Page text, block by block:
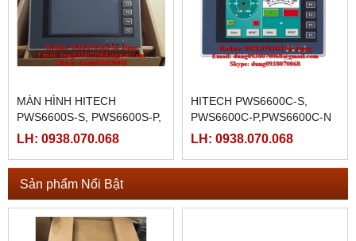
MÀN HÌNH HITECH
PWS6600S-S, PWS6600S-P,
PWS6600S-N
LH: 0938.070.068
HITECH PWS6600C-S,
PWS6600C-P,PWS6600C-N
LH: 0938.070.068
Sản phẩm Nổi Bật